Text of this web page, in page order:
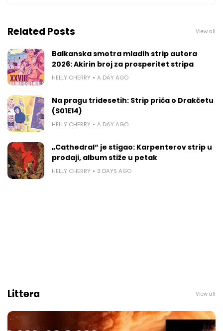
Related Posts View all
Balkanska smotra mladih strip autora
2026: Akirin broj za prosperitet stripa
HELLY CHERRY A DAY AGO
Na pragu tridesetih: Strip priča o Drakčetu
(S01E14)
HELLY CHERRY A DAY AGO
„Cathedral“ je stigao: Karpenterov strip u
prodaji, album stiže u petak
HELLY CHERRY 3 DAYS AGO
Littera View all